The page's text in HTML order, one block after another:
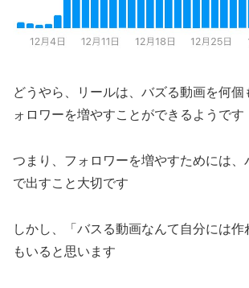
どうやら、リールは、バズる動画を何個
ォロワーを増やすことができるようです
つまり、フォロワーを増やすためには、
で出すこと大切です
しかし、「バスる動画なんて自分には作
もいると思います